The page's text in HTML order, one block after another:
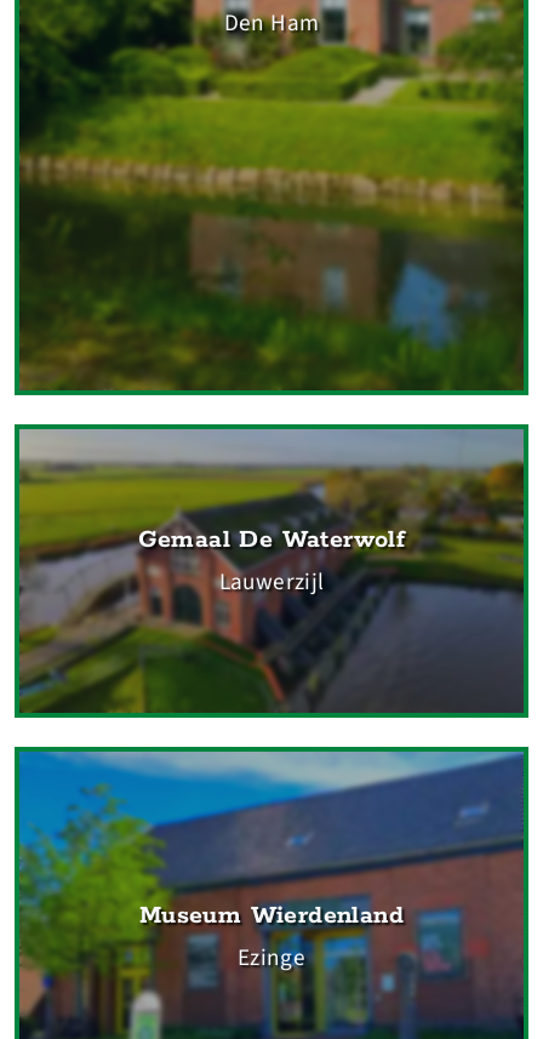
Den Ham
Gemaal De Waterwolf
Lauwerzijl
Museum Wierdenland
Ezinge